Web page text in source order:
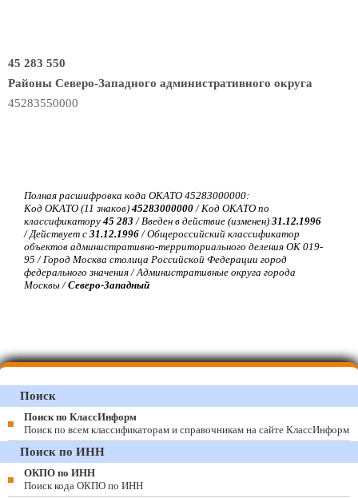
45 283 550
Районы Северо-Западного административного округа
45283550000
Полная расшифровка кода ОКАТО 45283000000:
Код ОКАТО (11 знаков) 45283000000 / Код ОКАТО по
классификатору 45 283 / Введен в действие (изменен) 31.12.1996
/ Действует с 31.12.1996 / Общероссийский классификатор
объектов административно-территориального деления ОК 019-
95 / Город Москва столица Российской Федерации город
федерального значения / Административные округа города
Москвы /Северо-Западный
Поиск
Поиск по КлассИнформ
Поиск по всем классификаторам и справочникам на сайте КлассИнформ
Поиск по ИНН
ОКПО по ИНН
Поиск кода ОКПО по ИНН